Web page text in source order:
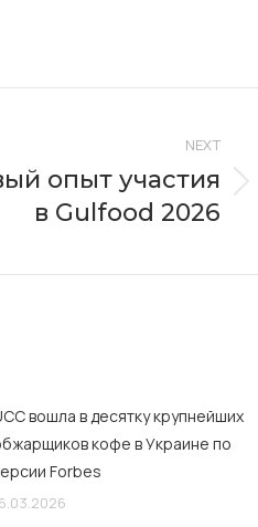
NEXT
опыт участия
в Gulfood 2026
вошла в десятку крупнейших
кофе в Украине по
Forbes